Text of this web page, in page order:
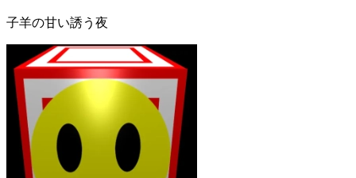
子羊の甘い誘う夜